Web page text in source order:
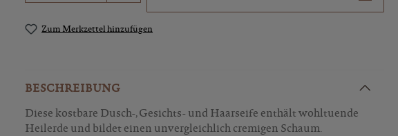
Zum Merkzettel hinzufügen
BESCHREIBUNG
Diese kostbare Dusch-, Gesichts- und Haarseife enthält wohltuende
Heilerde und bildet einen unvergleichlich cremigen Schaum.